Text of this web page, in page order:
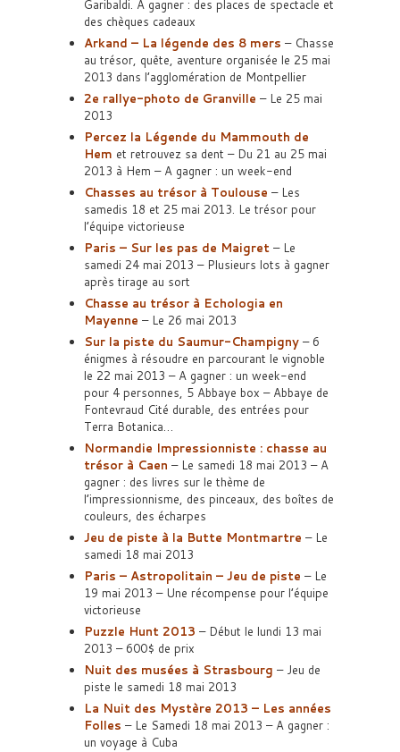
Garibaldi. A gagner : des places de spectacle et
des chèques cadeaux
Arkand – La légende des 8 mers – Chasse
au trésor, quête, aventure organisée le 25 mai
2013 dans l’agglomération de Montpellier
2e rallye-photo de Granville – Le 25 mai
2013
Percez la Légende du Mammouth de
Hem et retrouvez sa dent – Du 21 au 25 mai
2013 à Hem – A gagner : un week-end
Chasses au trésor à Toulouse – Les
samedis 18 et 25 mai 2013. Le trésor pour
l’équipe victorieuse
Paris – Sur les pas de Maigret – Le
samedi 24 mai 2013 – Plusieurs lots à gagner
après tirage au sort
Chasse au trésor à Echologia en
Mayenne – Le 26 mai 2013
Sur la piste du Saumur-Champigny – 6
énigmes à résoudre en parcourant le vignoble
le 22 mai 2013 – A gagner : un week-end
pour 4 personnes, 5 Abbaye box – Abbaye de
Fontevraud Cité durable, des entrées pour
Terra Botanica…
Normandie Impressionniste : chasse au
trésor à Caen – Le samedi 18 mai 2013 – A
gagner : des livres sur le thème de
l’impressionnisme, des pinceaux, des boîtes de
couleurs, des écharpes
Jeu de piste à la Butte Montmartre – Le
samedi 18 mai 2013
Paris – Astropolitain – Jeu de piste – Le
19 mai 2013 – Une récompense pour l’équipe
victorieuse
Puzzle Hunt 2013 – Début le lundi 13 mai
2013 – 600$ de prix
Nuit des musées à Strasbourg – Jeu de
piste le samedi 18 mai 2013
La Nuit des Mystère 2013 – Les années
Folles – Le Samedi 18 mai 2013 – A gagner :
un voyage à Cuba